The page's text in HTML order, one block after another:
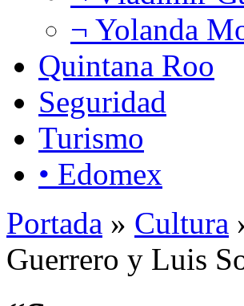
¬ Yolanda
Quintana Roo
Seguridad
Turismo
• Edomex
Portada » Cultura
Guerrero y Luis